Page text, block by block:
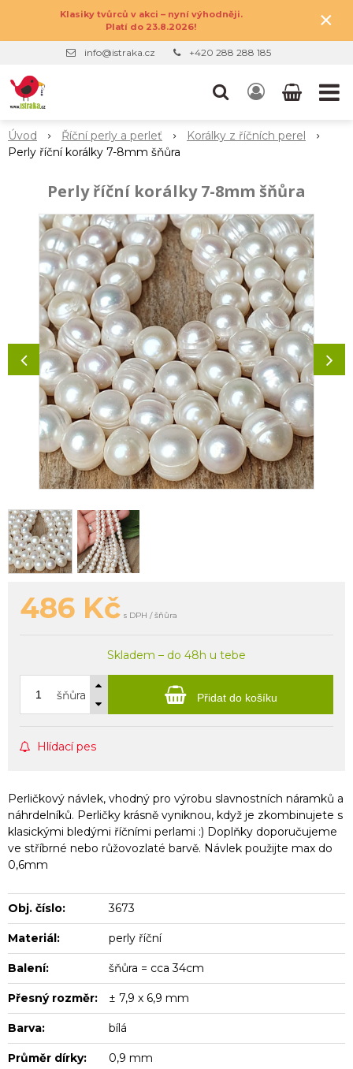
Klasiky tvůrců v akci – nyní výhodněji.
Platí do 23.8.2026!
×
info@istraka.cz +420 288 288 185
Úvod Říční perly a perleť
Korálky z říčních perel
Perly říční korálky 7-8mm šňůra
Perly říční korálky 7-8mm šňůra
486 Kč s DPH / šňůra
Skladem – do 48h u tebe
šňůra Přidat do košíku
Hlídací pes
Perličkový návlek, vhodný pro výrobu slavnostních náramků a
náhrdelníků. Perličky krásně vyniknou, když je zkombinujete s
klasickými bledými říčními perlami :) Doplňky doporučujeme
ve stříbrné nebo růžovozlaté barvě. Návlek použijte max do
0,6mm
Obj. číslo: 3673
Materiál: perly říční
Balení: šňůra = cca 34cm
Přesný rozměr: ± 7,9 x 6,9 mm
Barva: bílá
Průměr dírky: 0,9 mm